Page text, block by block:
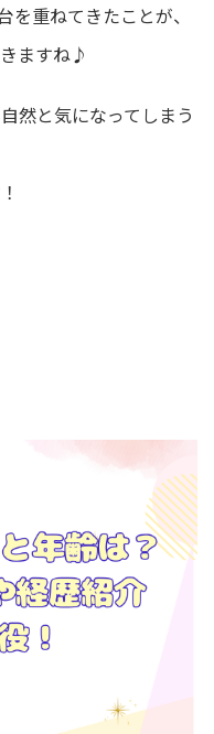
を重ねてきたことが、
ますね♪
然と気になってしまう